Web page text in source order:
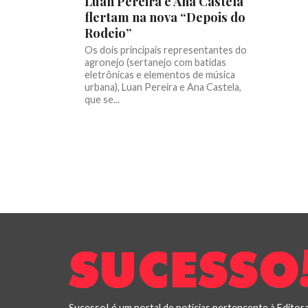
flertam na nova “Depois do
Rodeio”
Os dois principais representantes do
agronejo (sertanejo com batidas
eletrônicas e elementos de música
urbana), Luan Pereira e Ana Castela,
que se...